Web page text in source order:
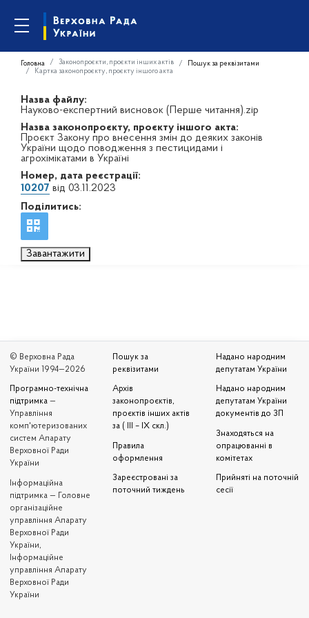
Головна Законопроєкти, проєкти інших актів
Пошук за реквізитами
Картка законопроєкту, проєкту іншого акта
Назва файлу:
Науково-експертний висновок (Перше читання).zip
Назва законопроєкту, проєкту іншого акта:
Проєкт Закону про внесення змін до деяких законів
України щодо поводження з пестицидами і
агрохімікатами в Україні
Номер, дата реєстрації:
10207 від 03.11.2023
Поділитись:
Завантажити
© Верховна Рада
України 1994—2026
Програмно-технічна
підтримка —
Управління
комп'ютеризованих
систем Апарату
Верховної Ради
України
Iнформаційна
підтримка — Головне
організаційне
управління Апарату
Верховної Ради
України,
Інформаційне
управління Апарату
Верховної Ради
України
Пошук за
реквізитами
Архів
законопроєктів,
проєктів інших актів
за ( III – IX скл.)
Правила
оформлення
Зареєстровані за
поточний тиждень
Надано народним
депутатам України
Надано народним
депутатам України
документів до ЗП
Знаходяться на
опрацюванні в
комітетах
Прийняті на поточній
сесії